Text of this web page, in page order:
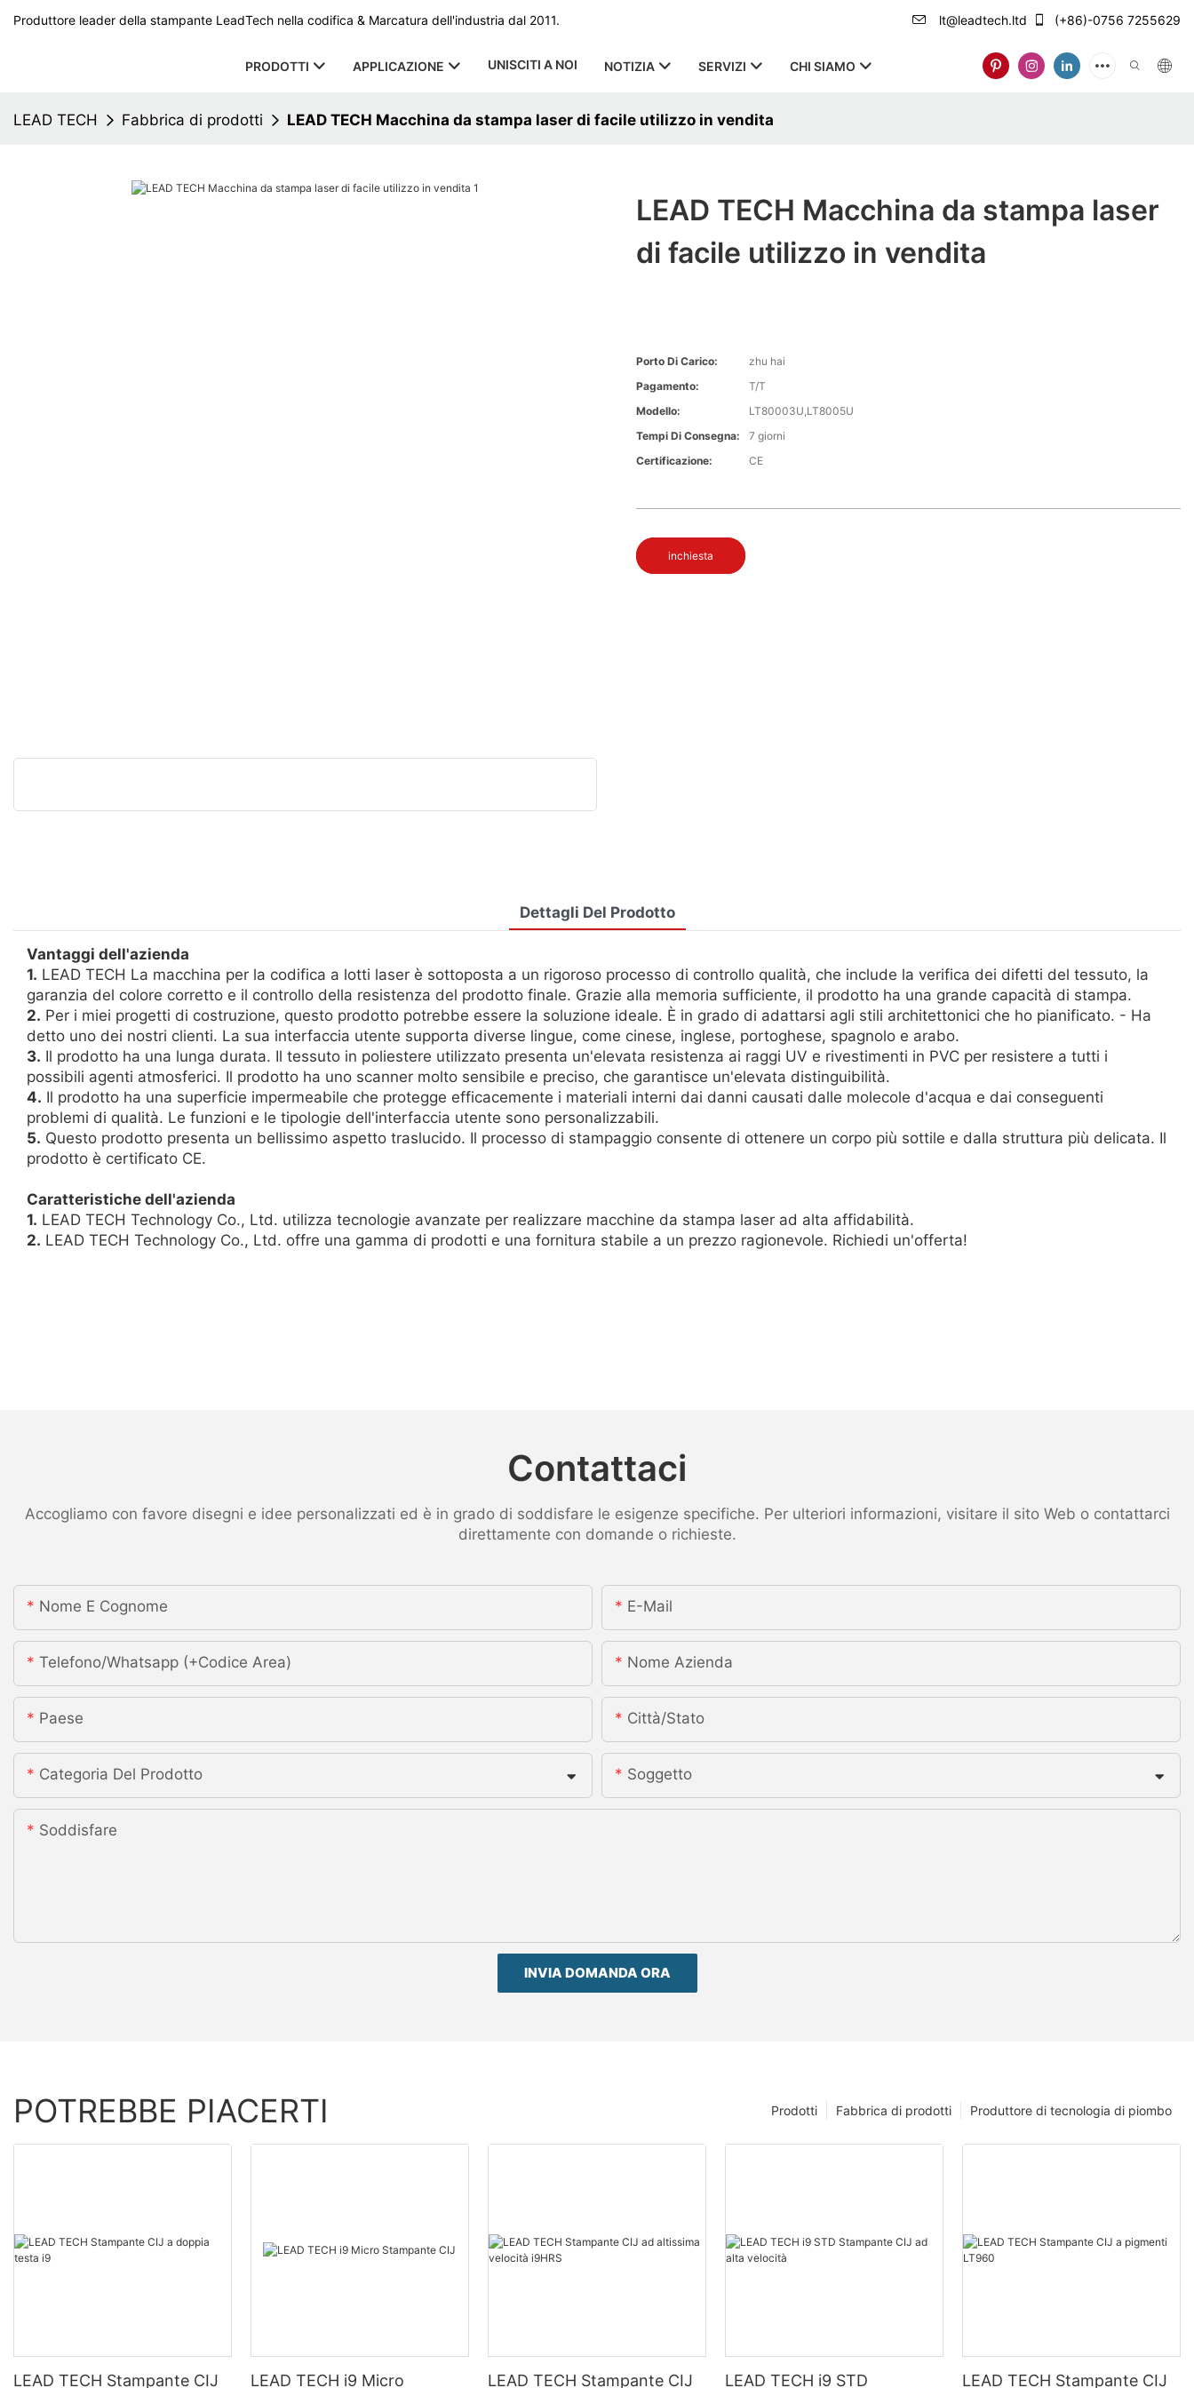
Produttore leader della stampante LeadTech nella codifica & Marcatura dell'industria dal 2011. lt@leadtech.ltd (+86)-0756 7255629
PRODOTTI APPLICAZIONE UNISCITI A NOI NOTIZIA SERVIZI CHI SIAMO
LEAD TECH Fabbrica di prodotti LEAD TECH Macchina da stampa laser di facile utilizzo in vendita
LEAD TECH Macchina da stampa laser
di facile utilizzo in vendita
Porto Di Carico:
zhu hai
Pagamento:
T/T
Modello:
LT80003U,LT8005U
Tempi Di Consegna:
7 giorni
Certificazione:
CE
inchiesta
Dettagli Del Prodotto
Vantaggi dell'azienda
1. LEAD TECH La macchina per la codifica a lotti laser è sottoposta a un rigoroso processo di controllo qualità, che include la verifica dei difetti del tessuto, la
garanzia del colore corretto e il controllo della resistenza del prodotto finale. Grazie alla memoria sufficiente, il prodotto ha una grande capacità di stampa.
2. Per i miei progetti di costruzione, questo prodotto potrebbe essere la soluzione ideale. È in grado di adattarsi agli stili architettonici che ho pianificato. - Ha
detto uno dei nostri clienti. La sua interfaccia utente supporta diverse lingue, come cinese, inglese, portoghese, spagnolo e arabo.
3. Il prodotto ha una lunga durata. Il tessuto in poliestere utilizzato presenta un'elevata resistenza ai raggi UV e rivestimenti in PVC per resistere a tutti i
possibili agenti atmosferici. Il prodotto ha uno scanner molto sensibile e preciso, che garantisce un'elevata distinguibilità.
4. Il prodotto ha una superficie impermeabile che protegge efficacemente i materiali interni dai danni causati dalle molecole d'acqua e dai conseguenti
problemi di qualità. Le funzioni e le tipologie dell'interfaccia utente sono personalizzabili.
5. Questo prodotto presenta un bellissimo aspetto traslucido. Il processo di stampaggio consente di ottenere un corpo più sottile e dalla struttura più delicata. Il
prodotto è certificato CE.
Caratteristiche dell'azienda
1. LEAD TECH Technology Co., Ltd. utilizza tecnologie avanzate per realizzare macchine da stampa laser ad alta affidabilità.
2. LEAD TECH Technology Co., Ltd. offre una gamma di prodotti e una fornitura stabile a un prezzo ragionevole. Richiedi un'offerta!
Contattaci
Accogliamo con favore disegni e idee personalizzati ed è in grado di soddisfare le esigenze specifiche. Per ulteriori informazioni, visitare il sito Web o contattarci
direttamente con domande o richieste.
Nome E Cognome E-Mail
Telefono/whatsapp (+codice Area) Nome Azienda
Paese Città/stato
Categoria Del Prodotto Soggetto
Soddisfare
INVIA DOMANDA ORA
POTREBBE PIACERTI Produttore di tecnologia di piombo
Fabbrica di prodotti
Prodotti
LEAD TECH Stampante CIJ
LEAD TECH i9 Micro
LEAD TECH Stampante CIJ
LEAD TECH i9 STD
LEAD TECH Stampante CIJ